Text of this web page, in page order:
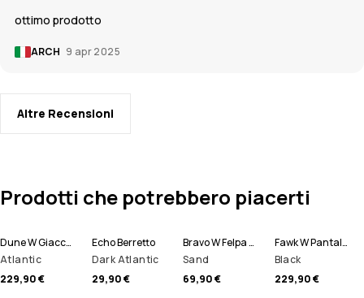
ottimo prodotto
ARCH 9 apr 2025
Altre Recensioni
Prodotti che potrebbero piacerti
Dune W Giacca Sci Donna
Atlantic
229,90 €
Echo Berretto
Dark Atlantic
29,90 €
Bravo W Felpa Pile Donna
Sand
69,90 €
Fawk W Pantaloni Sci Donna
Black
229,90 €